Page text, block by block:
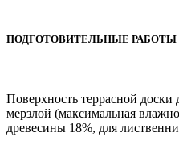
ПОДГОТОВИТЕЛЬНЫЕ РАБОТЫ
Поверхность террасной
мерзлой (максимальная
древесины 18%, для